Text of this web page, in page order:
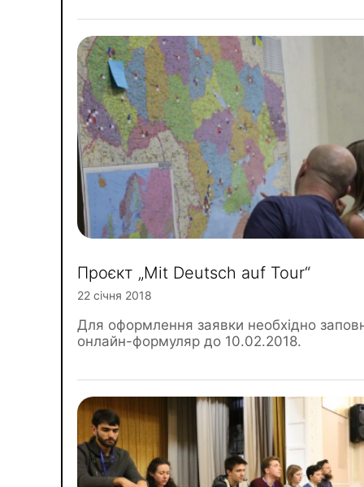
Проєкт „Mit Deutsch auf Tour“
22 січня 2018
Для оформлення заявки необхідно
онлайн-формуляр до 10.02.2018.